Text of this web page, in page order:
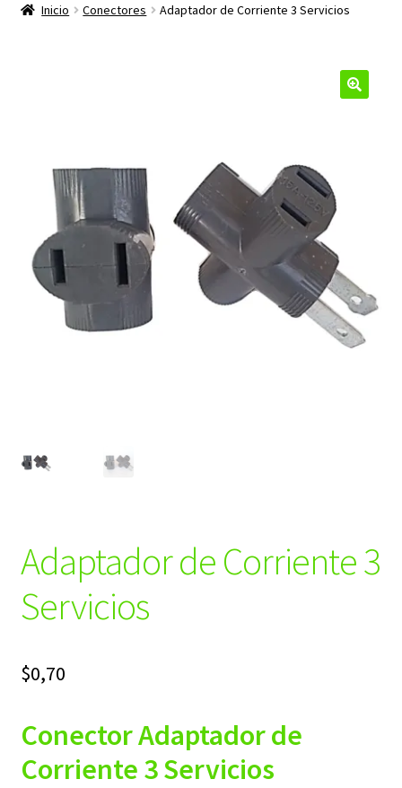
productos
Inicio Conectores Adaptador de Corriente 3 Servicios
Adaptador de Corriente 3
Servicios
$0,70
Conector Adaptador de
Corriente 3 Servicios